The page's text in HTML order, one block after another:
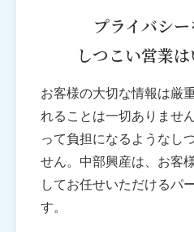
プライバシー
しつこい営業
お客様の大切な情報は厳
れることは一切ありませ
って負担になるようなし
せん。中部興産は、お客
してお任せいただけるパ
す。